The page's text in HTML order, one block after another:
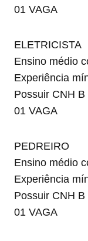
01 VAGA
ELETRICISTA
Ensino médio
Experiência
Possuir CNH B
01 VAGA
PEDREIRO
Ensino médio
Experiência
Possuir CNH B
01 VAGA